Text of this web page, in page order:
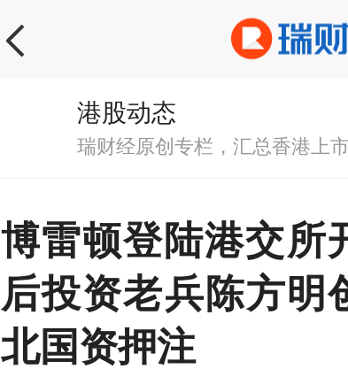
港股动态
瑞财经原创专栏，汇总香港上市
博雷顿登陆港交所
后投资老兵陈方明
北国资押注